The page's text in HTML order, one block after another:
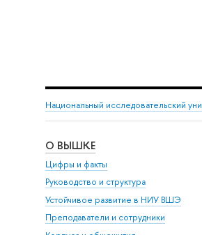
Национальный исследовательский
О ВЫШКЕ
Цифры и факты
Руководство и структура
Устойчивое развитие в НИУ ВШЭ
Преподаватели и сотрудники